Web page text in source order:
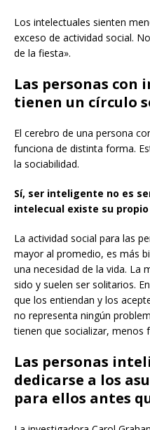
Los intelectuales sienten
exceso de actividad social.
de la fiesta».
Las personas
tienen un círculo
El cerebro de una persona
funciona de distinta forma.
la sociabilidad.
Sí, ser inteligente no es
intelecual existe su
La actividad social para las
mayor al promedio, es más
una necesidad de la vida. La
sido y suelen ser solitarios.
que los entiendan y los
no representa ningún
tienen que socializar, menos
Las personas
dedicarse a los
para ellos antes